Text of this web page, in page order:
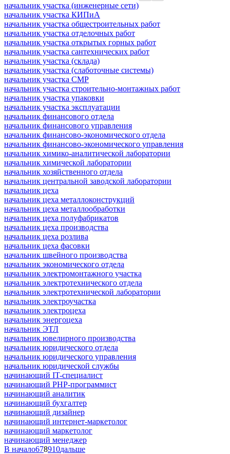
начальник участка (инженерные сети)
начальник участка КИПиА
начальник участка общестроительных работ
начальник участка отделочных работ
начальник участка открытых горных работ
начальник участка сантехнических работ
начальник участка (склада)
начальник участка (слаботочные системы)
начальник участка СМР
начальник участка строительно-монтажных работ
начальник участка упаковки
начальник участка эксплуатации
начальник финансового отдела
начальник финансового управления
начальник финансово-экономического отдела
начальник финансово-экономического управления
начальник химико-аналитической лаборатории
начальник химической лаборатории
начальник хозяйственного отдела
начальник центральной заводской лаборатории
начальник цеха
начальник цеха металлоконструкций
начальник цеха металлообработки
начальник цеха полуфабрикатов
начальник цеха производства
начальник цеха розлива
начальник цеха фасовки
начальник швейного производства
начальник экономического отдела
начальник электромонтажного участка
начальник электротехнического отдела
начальник электротехнической лаборатории
начальник электроучастка
начальник электроцеха
начальник энергоцеха
начальник ЭТЛ
начальник ювелирного производства
начальник юридического отдела
начальник юридического управления
начальник юридической службы
начинающий IT-специалист
начинающий PHP-программист
начинающий аналитик
начинающий бухгалтер
начинающий дизайнер
начинающий интернет-маркетолог
начинающий маркетолог
начинающий менеджер
В начало678910дальше